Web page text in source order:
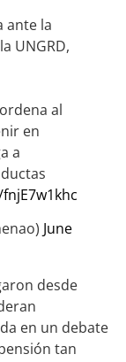
ante la
UNGRD,
al
en
a
June
desde
en un debate
tan